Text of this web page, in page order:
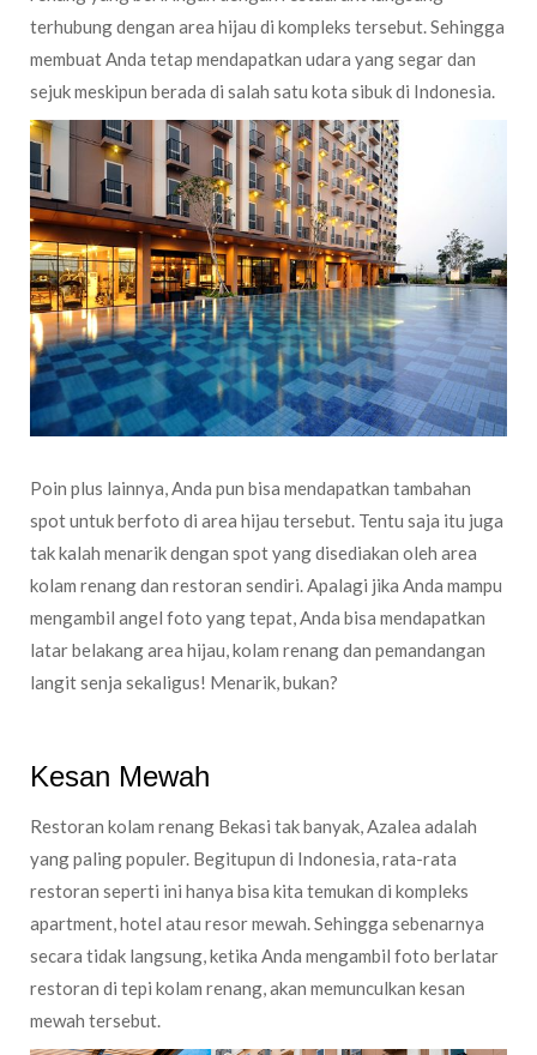
terhubung dengan area hijau di kompleks tersebut. Sehingga
membuat Anda tetap mendapatkan udara yang segar dan
sejuk meskipun berada di salah satu kota sibuk di Indonesia.
Poin plus lainnya, Anda pun bisa mendapatkan tambahan
spot untuk berfoto di area hijau tersebut. Tentu saja itu juga
tak kalah menarik dengan spot yang disediakan oleh area
kolam renang dan restoran sendiri. Apalagi jika Anda mampu
mengambil angel foto yang tepat, Anda bisa mendapatkan
latar belakang area hijau, kolam renang dan pemandangan
langit senja sekaligus! Menarik, bukan?
Kesan Mewah
Restoran kolam renang Bekasi tak banyak, Azalea adalah
yang paling populer. Begitupun di Indonesia, rata-rata
restoran seperti ini hanya bisa kita temukan di kompleks
apartment, hotel atau resor mewah. Sehingga sebenarnya
secara tidak langsung, ketika Anda mengambil foto berlatar
restoran di tepi kolam renang, akan memunculkan kesan
mewah tersebut.